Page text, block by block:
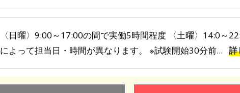
〈日曜〉9:00～17:00の間で実働5時間程度 〈土曜〉14:0～
によって担当日・時間が異なります。 ※試験開始30分前... 詳